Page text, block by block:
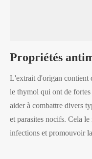
Propriétés
L'extrait d'origan contient
le thymol qui ont de
aider à combattre divers
et parasites nocifs. Cela
infections et promouvoir